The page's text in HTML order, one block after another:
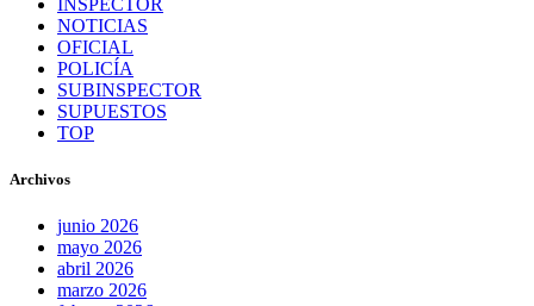
NOTICIAS
OFICIAL
POLICÍA
SUBINSPECTOR
SUPUESTOS
TOP
Archivos
junio 2026
mayo 2026
abril 2026
marzo 2026